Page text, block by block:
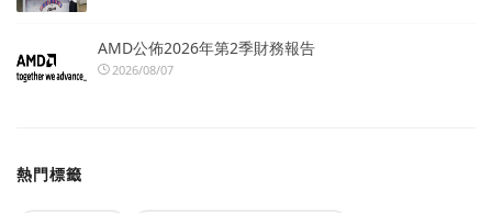
AMD公佈2026年第2季財務報告
2026/08/07
熱門標籤